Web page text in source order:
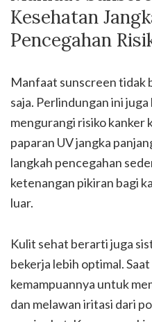
Kesehatan
Pencegahan
Manfaat sunscreen tidak
saja. Perlindungan ini
mengurangi risiko kanker
paparan UV jangka
langkah pencegahan
ketenangan pikiran bagi
luar.
Kulit sehat berarti juga
bekerja lebih optimal.
kemampuannya untuk
dan melawan iritasi dari